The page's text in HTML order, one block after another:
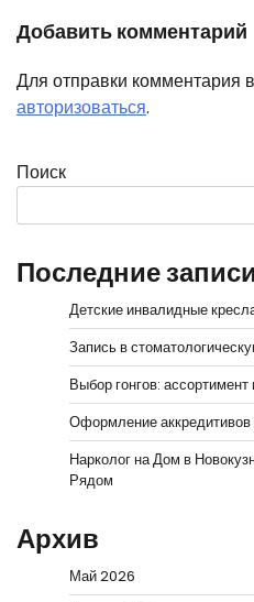
Добавить комментарий
Для отправки комментария
авторизоваться.
Поиск
Последние записи
Детские инвалидные
Запись в
Выбор гонгов: ассортимент
Оформление
Нарколог на Дом в
Рядом
Архив
Май 2026